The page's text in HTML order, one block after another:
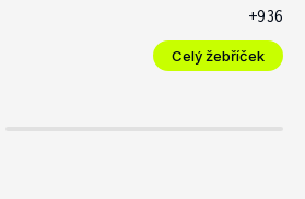
+936
Celý žebříček